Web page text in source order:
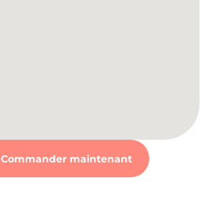
Commander maintenant